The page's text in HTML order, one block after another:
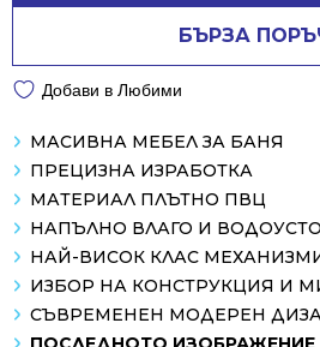
БЪРЗА
Добави в Любими
МАСИВНА МЕБЕЛ ЗА БАНЯ
ПРЕЦИЗНА ИЗРАБОТКА
МАТЕРИАЛ ПЛЪТНО ПВЦ
НАПЪЛНО ВЛАГО И
НАЙ-ВИСОК КЛАС
ИЗБОР НА КОНСТРУКЦИЯ И
СЪВРЕМЕНЕН МОДЕРЕН